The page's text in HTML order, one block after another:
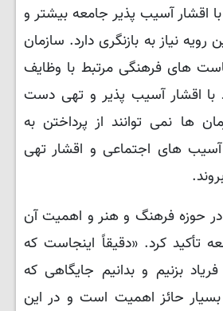
اقشار آسیب ‌پذیر جامعه بیشتر و
رویه نیاز به بازنگری دارد. سازمان
‌های فرهنگی مرتبط با وظایف
با اقشار آسیب ‌پذیر و تهی دست
‌ها نمی‌ توانند از پرداختن به
های اجتماعی و اقشار تهی
در حوزه فرهنگ و هنر و اهمیت آن
تأکید کرد. «دقیقاً اینجاست که
بزنیم و بدانیم جایگاهی که
حائز اهمیت است و در این